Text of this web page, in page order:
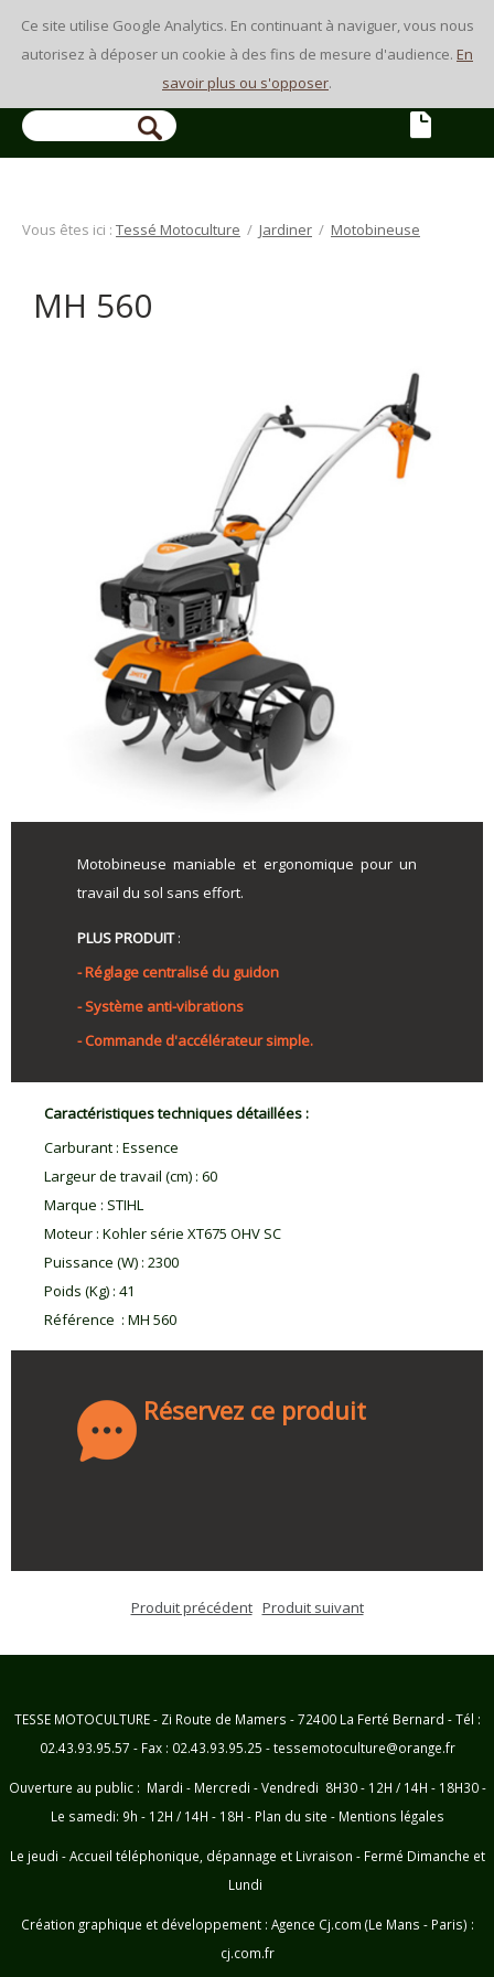
Ce site utilise Google Analytics. En continuant à naviguer, vous nous
autorisez à déposer un cookie à des fins de mesure d'audience. En
savoir plus ou s'opposer.
Vous êtes ici : Tessé Motoculture / Jardiner / Motobineuse
MH 560
Motobineuse maniable et ergonomique pour un
travail du sol sans effort.
PLUS PRODUIT:
- Réglage centralisé du guidon
- Système anti-vibrations
- Commande d'accélérateur simple.
Caractéristiques techniques détaillées :
Carburant : Essence
Largeur de travail (cm) : 60
Marque : STIHL
Moteur : Kohler série XT675 OHV SC
Puissance (W) : 2300
Poids (Kg) : 41
Référence : MH 560
Réservez ce produit
Produit précédent Produit suivant
TESSE MOTOCULTURE - Zi Route de Mamers - 72400 La Ferté Bernard - Tél :
02.43.93.95.57 - Fax : 02.43.93.95.25 - tessemotoculture@orange.fr
Ouverture au public : Mardi - Mercredi - Vendredi 8H30 - 12H / 14H - 18H30 -
Le samedi: 9h - 12H / 14H - 18H - Plan du site - Mentions légales
Le jeudi - Accueil téléphonique, dépannage et Livraison - Fermé Dimanche et
Lundi
Création graphique et développement : Agence Cj.com (Le Mans - Paris) :
cj.com.fr